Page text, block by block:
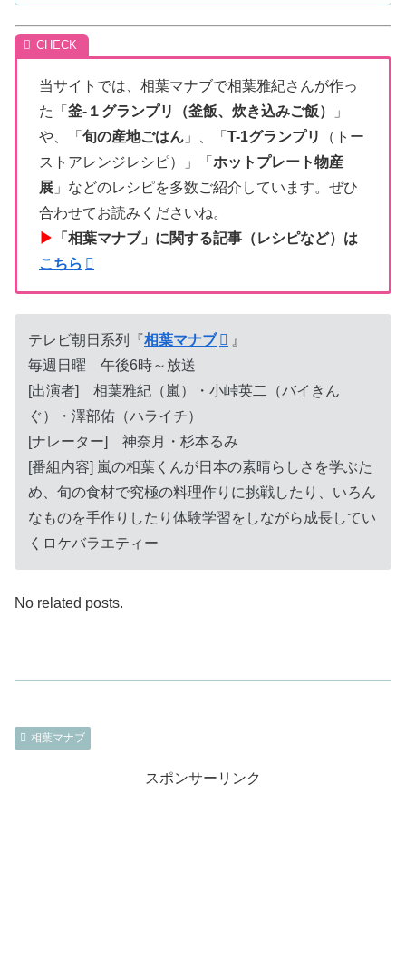
当サイトでは、相葉マナブで相葉雅紀さんが作っ
た「 釜-１グランプリ（釜飯、炊き込みご飯）
」
や、「 旬の産地ごはん 」、「 T-1グランプリ
（トー
ストアレンジレシピ）」「 ホットプレート物産
展 」などのレシピを多数ご紹介しています。ぜひ
合わせてお読みくださいね。
▶
「相葉マナブ」に関する記事（レシピなど）は
こちら
テレビ朝日系列『相葉マナブ
』
毎週日曜 午後6時～放送
[出演者] 相葉雅紀（嵐）・小峠英二（バイきん
ぐ）・澤部佑（ハライチ）
[ナレーター] 神奈月・杉本るみ
[番組内容] 嵐の相葉くんが日本の素晴らしさを学ぶた
め、旬の食材で究極の料理作りに挑戦したり、いろん
なものを手作りしたり体験学習をしながら成長してい
くロケバラエティー
No related posts.
相葉マナブ
スポンサーリンク